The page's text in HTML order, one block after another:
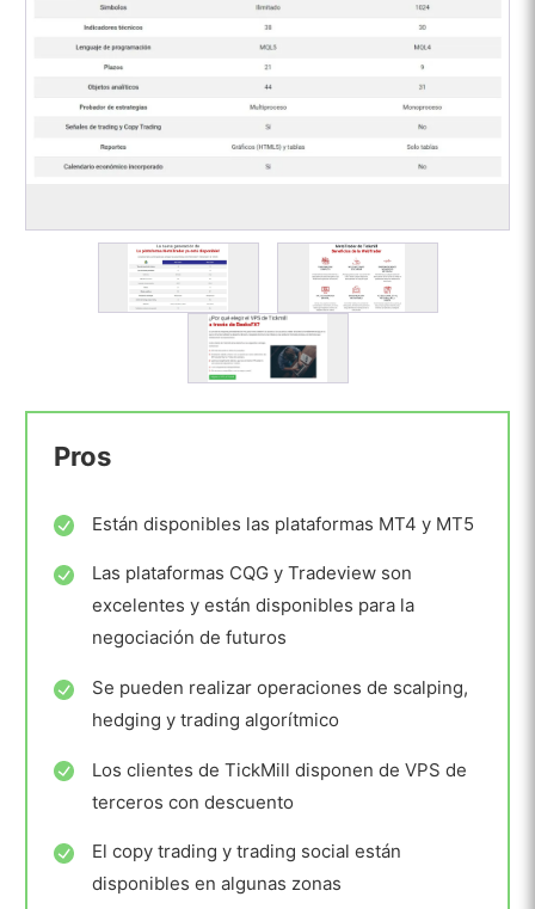
Pros
Están disponibles las plataformas MT4 y MT5
Las plataformas CQG y Tradeview son
excelentes y están disponibles para la
negociación de futuros
Se pueden realizar operaciones de scalping,
hedging y trading algorítmico
Los clientes de TickMill disponen de VPS de
terceros con descuento
El copy trading y trading social están
disponibles en algunas zonas